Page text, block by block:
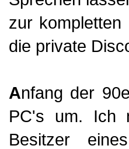
zur kompletten
die private
Anfang der
PC's um. Ich
Besitzer